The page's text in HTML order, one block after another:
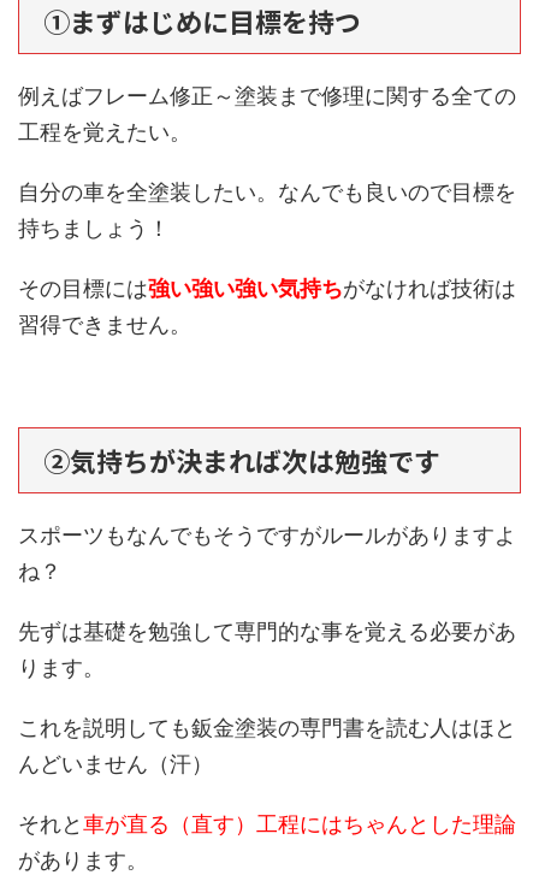
①まずはじめに目標を持つ
例えばフレーム修正～塗装まで修理に関する全ての
工程を覚えたい。
自分の車を全塗装したい。なんでも良いので目標を
持ちましょう！
その目標には強い強い強い気持ちがなければ技術は
習得できません。
②気持ちが決まれば次は勉強です
スポーツもなんでもそうですがルールがありますよ
ね？
先ずは基礎を勉強して専門的な事を覚える必要があ
ります。
これを説明しても鈑金塗装の専門書を読む人はほと
んどいません（汗）
それと車が直る（直す）工程にはちゃんとした理論
があります。